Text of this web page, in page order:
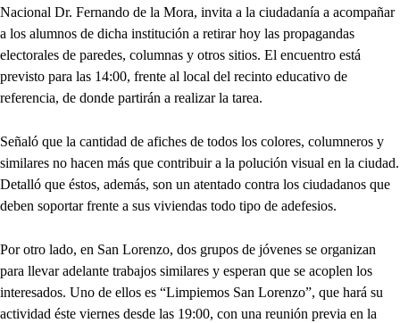
Nacional Dr. Fernando de la Mora, invita a la ciudadanía a acompañar
a los alumnos de dicha institución a retirar hoy las propagandas
electorales de paredes, columnas y otros sitios. El encuentro está
previsto para las 14:00, frente al local del recinto educativo de
referencia, de donde partirán a realizar la tarea.
Señaló que la cantidad de afiches de todos los colores, columneros y
similares no hacen más que contribuir a la polución visual en la ciudad.
Detalló que éstos, además, son un atentado contra los ciudadanos que
deben soportar frente a sus viviendas todo tipo de adefesios.
Por otro lado, en San Lorenzo, dos grupos de jóvenes se organizan
para llevar adelante trabajos similares y esperan que se acoplen los
interesados. Uno de ellos es “Limpiemos San Lorenzo”, que hará su
actividad éste viernes desde las 19:00, con una reunión previa en la